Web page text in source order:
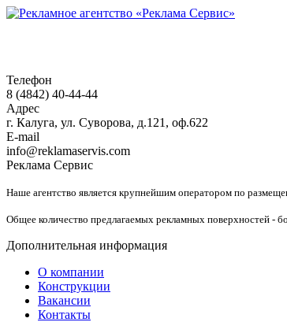
Телефон
8 (4842) 40-44-44
Адрес
г. Калуга, ул. Суворова, д.121, оф.622
E-mail
info@reklamaservis.com
Реклама Сервис
Наше агентство является крупнейшим оператором по
Общее количество предлагаемых рекламных поверхностей -
Дополнительная информация
О компании
Конструкции
Вакансии
Контакты